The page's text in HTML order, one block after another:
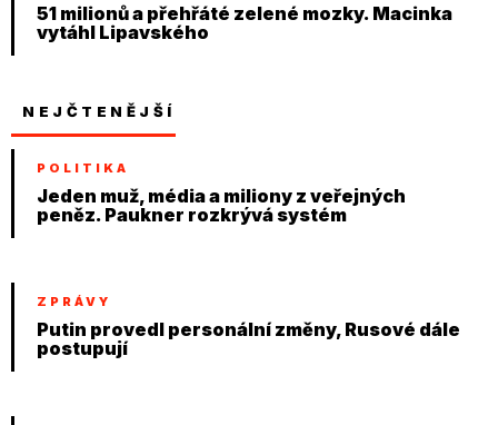
51 milionů a přehřáté zelené mozky. Macinka
vytáhl Lipavského
NEJČTENĚJŠÍ
POLITIKA
Jeden muž, média a miliony z veřejných
peněz. Paukner rozkrývá systém
ZPRÁVY
Putin provedl personální změny, Rusové dále
postupují